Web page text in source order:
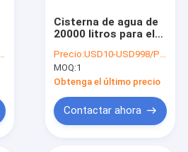
Cisterna de agua de
20000 litros para el
camión o barco
Precio:USD10-USD998/PCS
MOQ:1
Obtenga el último precio
Contactar ahora